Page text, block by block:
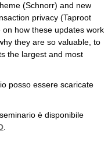
(Schnorr) and new
privacy (Taproot
how these updates work
they are so valuable, to
the largest and most
posso essere scaricate
è disponibile
.